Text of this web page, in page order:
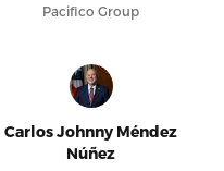
Pacifico Group
Carlos Johnny Méndez
Núñez